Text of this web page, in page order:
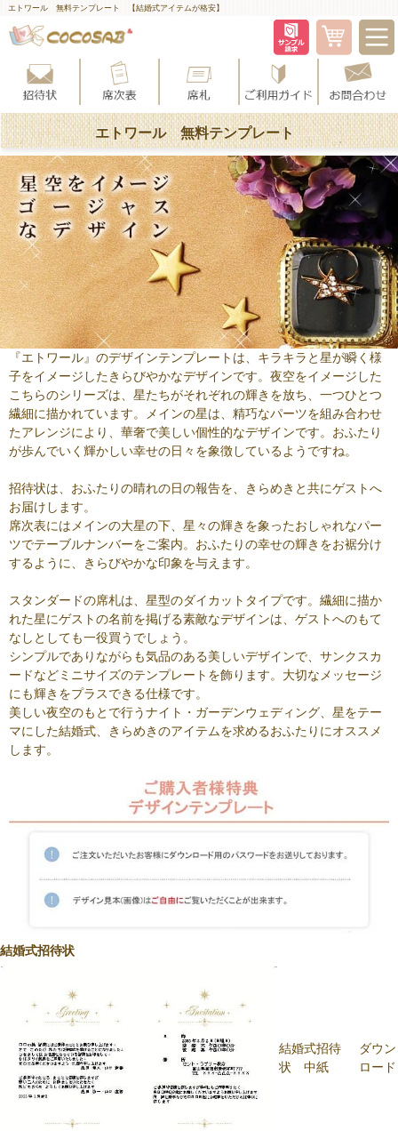
エトワール 無料テンプレート 【結婚式アイテムが格安】
エトワール 無料テンプレート
『エトワール』のデザインテンプレートは、キラキラと星が瞬く様
子をイメージしたきらびやかなデザインです。夜空をイメージした
こちらのシリーズは、星たちがそれぞれの輝きを放ち、一つひとつ
繊細に描かれています。メインの星は、精巧なパーツを組み合わせ
たアレンジにより、華奢で美しい個性的なデザインです。おふたり
が歩んでいく輝かしい幸せの日々を象徴しているようですね。
招待状は、おふたりの晴れの日の報告を、きらめきと共にゲストへ
お届けします。
席次表にはメインの大星の下、星々の輝きを象ったおしゃれなパー
ツでテーブルナンバーをご案内。おふたりの幸せの輝きをお裾分け
するように、きらびやかな印象を与えます。
スタンダードの席札は、星型のダイカットタイプです。繊細に描か
れた星にゲストの名前を掲げる素敵なデザインは、ゲストへのもて
なしとしても一役買うでしょう。
シンプルでありながらも気品のある美しいデザインで、サンクスカ
ードなどミニサイズのテンプレートを飾ります。大切なメッセージ
にも輝きをプラスできる仕様です。
美しい夜空のもとで行うナイト・ガーデンウェディング、星をテー
マにした結婚式、きらめきのアイテムを求めるおふたりにオススメ
します。
結婚式招待状
結婚式招待
状 中紙
ダウン
ロード